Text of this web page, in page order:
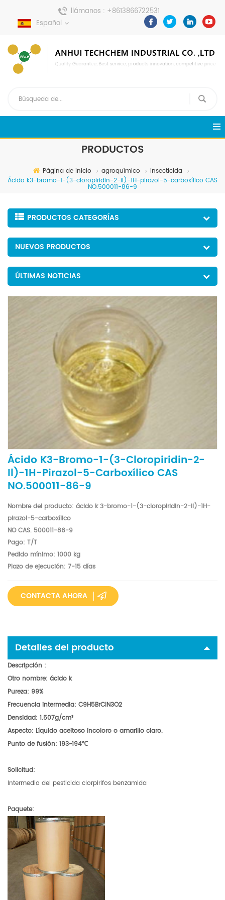
llámanos : +8613866722531
enviar un mensaje :
pweiping@techemi.com
Español
PRODUCTOS
Página de inicio agroquímico
insecticida
Ácido k3-bromo-1-(3-cloropiridin-2-il)-1H-pirazol-5-carboxílico CAS
NO.500011-86-9
PRODUCTOS CATEGORÍAS
NUEVOS PRODUCTOS
ÚLTIMAS NOTICIAS
Ácido K3-Bromo-1-(3-Cloropiridin-2-
Il)-1H-Pirazol-5-Carboxílico CAS
NO.500011-86-9
Nombre del producto: ácido k3-bromo-1-(3-cloropiridin-2-il)-1H-
pirazol-5-carboxílico
NO CAS. 500011-86-9
Pago: T/T
Pedido mínimo: 1000 kg
Plazo de ejecución: 7-15 días
CONTACTA AHORA
Detalles del producto
Descripción :
Otro nombre: ácido k
Pureza: 99%
Frecuencia intermedia: C9H5BrClN3O2
Densidad: 1.507g/cm³
Aspecto: Líquido aceitoso incoloro o amarillo claro.
Punto de fusión: 193~194℃
Solicitud:
Intermedio del pesticida clorpirifos benzamida
Paquete: